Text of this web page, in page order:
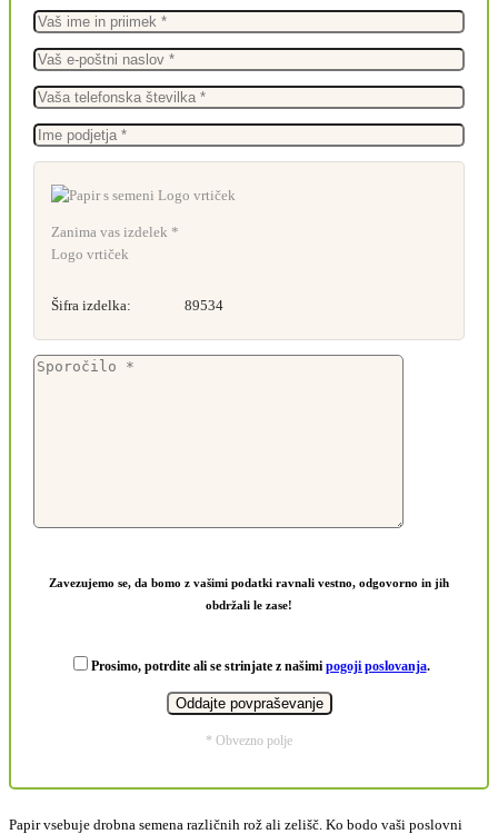
Zanima vas izdelek *
Logo vrtiček
Šifra izdelka: 89534
Zavezujemo se, da bomo z vašimi podatki ravnali vestno, odgovorno in jih
obdržali le zase!
Prosimo, potrdite ali se strinjate z našimi pogoji poslovanja.
* Obvezno polje
Papir vsebuje drobna semena različnih rož ali zelišč. Ko bodo vaši poslovni